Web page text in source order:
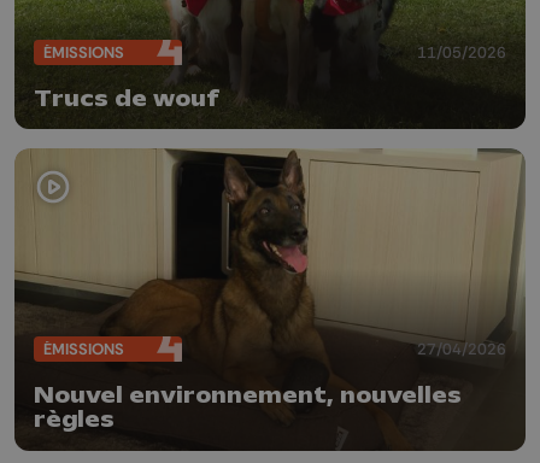
ÉMISSIONS 11/05/2026
Trucs de wouf
ÉMISSIONS 27/04/2026
Nouvel environnement, nouvelles
règles